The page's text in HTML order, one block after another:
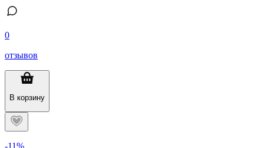
0
отзывов
В корзину
-11%